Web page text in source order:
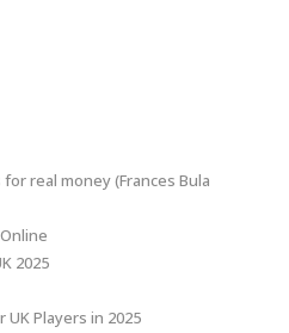
real money (Frances Bula
2025
Players in 2025